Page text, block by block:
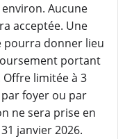
Aucune
acceptée. Une
pourra donner lieu
portant
limitée à 3
foyer ou par
ne sera prise en
janvier 2026.